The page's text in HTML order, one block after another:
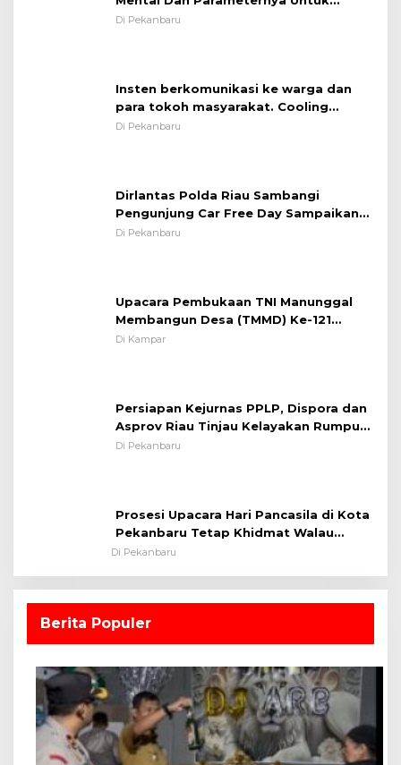
Melaksanakan ✈
Di Pekanbaru
Insten berkomunikasi ke warga dan
para tokoh masyarakat. Cooling
System OMP LK ²024 Polsek Rumbai,
Di Pekanbaru
Dirlantas Polda Riau Sambangi
Pengunjung Car Free Day Sampaikan
Pesan Edukasi Kamtibmas &
Di Pekanbaru
Upacara Pembukaan TNI Manunggal
Membangun Desa (TMMD) Ke-121
Kodim 0313/KPR Tahun 2024) ?
Di Kampar
Persiapan Kejurnas PPLP, Dispora dan
Asprov Riau Tinjau Kelayakan Rumput
Lapangan Sepakbola
Di Pekanbaru
Prosesi Upacara Hari Pancasila di Kota
Pekanbaru Tetap Khidmat Walau
Dalam Ruangan
Di Pekanbaru
Berita Populer